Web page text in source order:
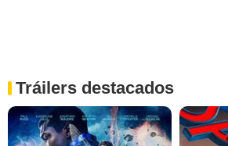
Tráilers destacados